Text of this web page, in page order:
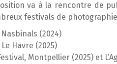
va à la rencontre de
festivals de
Nasbinals (2024)
Havre (2025)
Montpellier (2025) et